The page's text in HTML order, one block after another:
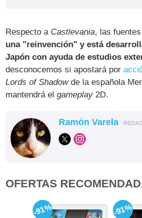
Respecto a Castlevania, las
una "reinvención" y está
Japón con ayuda de estudios
desconocemos si apostará por
Lords of Shadowde la española
mantendrá elgameplay 2D.
Ramón Varela
OFERTAS
-91% -91%